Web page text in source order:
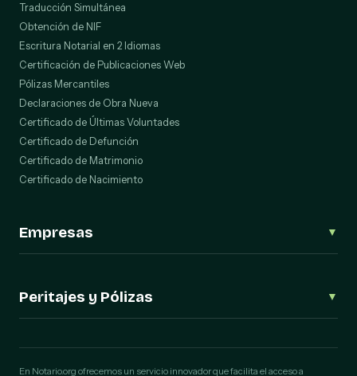
Traducción Simultánea
Obtención de NIF
Escritura Notarial en 2 Idiomas
Certificación de Publicaciones Web
Pólizas Mercantiles
Declaraciones de Obra Nueva
Certificado de Últimas Voluntades
Certificado de Defunción
Certificado de Matrimonio
Certificado de Nacimiento
Empresas ▼
Cambio de Domicilio Social
Peritajes y Pólizas ▼
Informe Pericial WhatsApp
Informe Pericial Telegram
En Notario.org ofrecemos un servicio innovador que facilita el acceso a